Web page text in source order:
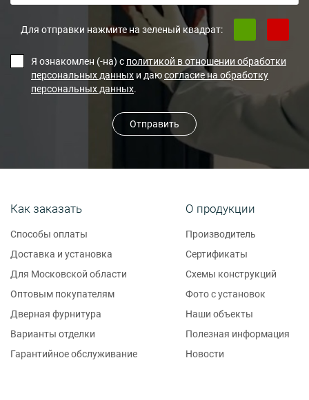
Для отправки нажмите на зеленый квадрат:
Я ознакомлен (-на) с политикой в отношении обработки
персональных данных и даюсогласие на обработку
персональных данных.
Отправить
Как заказать
Способы оплаты
Доставка и установка
Для Московской области
Оптовым покупателям
Дверная фурнитура
Варианты отделки
Гарантийное обслуживание
О продукции
Производитель
Сертификаты
Схемы конструкций
Фото с установок
Наши объекты
Полезная информация
Новости